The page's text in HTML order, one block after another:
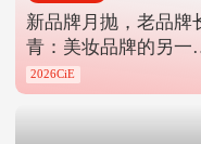
新品牌月抛，老品牌
青：美妆品牌的另一
活法
2026CiE